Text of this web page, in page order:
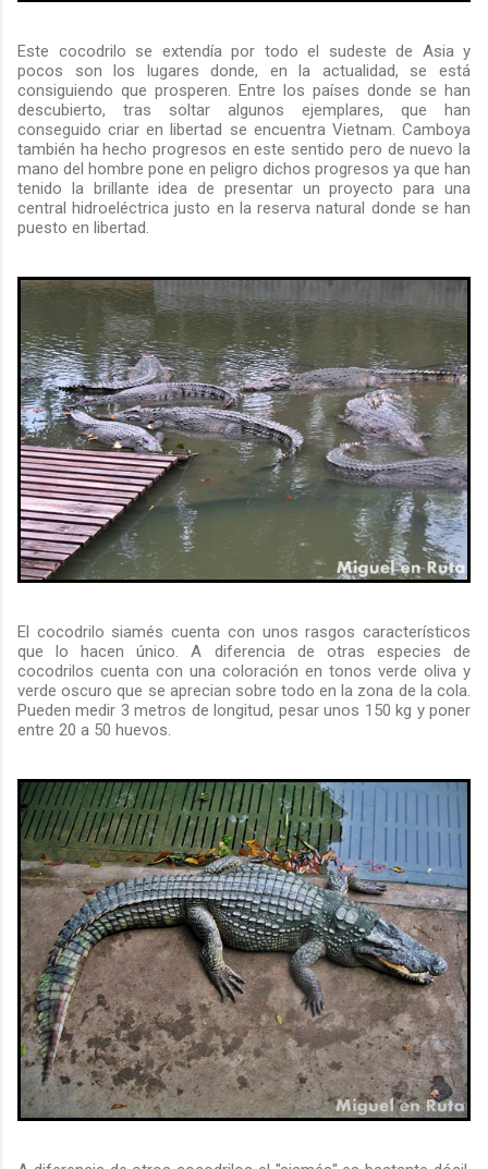
Este cocodrilo se extendía por todo el sudeste de Asia y
pocos son los lugares donde, en la actualidad, se está
consiguiendo que prosperen. Entre los países donde se han
descubierto, tras soltar algunos ejemplares, que han
conseguido criar en libertad se encuentra Vietnam. Camboya
también ha hecho progresos en este sentido pero de nuevo la
mano del hombre pone en peligro dichos progresos ya que han
tenido la brillante idea de presentar un proyecto para una
central hidroeléctrica justo en la reserva natural donde se han
puesto en libertad.
El cocodrilo siamés cuenta con unos rasgos característicos
que lo hacen único. A diferencia de otras especies de
cocodrilos cuenta con una coloración en tonos verde oliva y
verde oscuro que se aprecian sobre todo en la zona de la cola.
Pueden medir 3 metros de longitud, pesar unos 150 kg y poner
entre 20 a 50 huevos.